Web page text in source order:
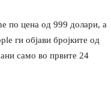
по цена од 999 долари, а
ги објави бројките од
само во првите 24